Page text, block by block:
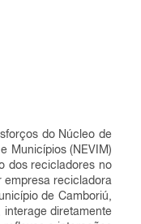
do Núcleo de
Municípios (NEVIM)
dos recicladores no
empresa recicladora
de Camboriú,
interage diretamente